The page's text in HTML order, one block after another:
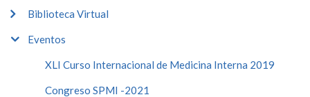
Biblioteca Virtual
Eventos
XLI Curso Internacional de Medicina Interna 2019
Congreso SPMI -2021